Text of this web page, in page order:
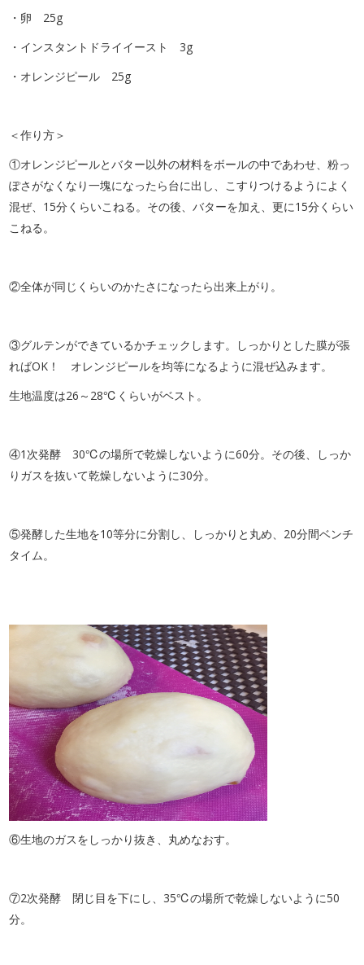
・卵 25g
・インスタントドライイースト 3g
・オレンジピール 25g
＜作り方＞
①オレンジピールとバター以外の材料をボールの中であわせ、粉っ
ぽさがなくなり一塊になったら台に出し、こすりつけるようによく
混ぜ、15分くらいこねる。その後、バターを加え、更に15分くらい
こねる。
②全体が同じくらいのかたさになったら出来上がり。
③グルテンができているかチェックします。しっかりとした膜が張
ればOK！ オレンジピールを均等になるように混ぜ込みます。
生地温度は26～28℃くらいがベスト。
④1次発酵 30℃の場所で乾燥しないように60分。 その後、しっか
りガスを抜いて乾燥しないように30分。
⑤発酵した生地を10等分に分割し、しっかりと丸め、20分間ベンチ
タイム。
⑥生地のガスをしっかり抜き、丸めなおす。
⑦2次発酵 閉じ目を下にし、35℃の場所で乾燥しないように50
分。